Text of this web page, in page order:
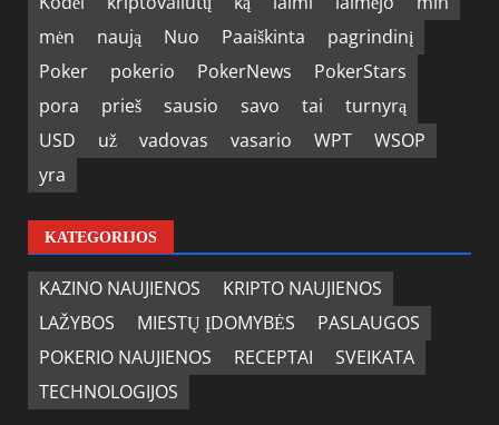
mėn
naują Nuo Paaiškinta
pagrindinį
Poker
pokerio PokerNews
PokerStars
pora
prieš sausio savo tai
turnyrą
USD
už vadovas vasario WPT
WSOP
yra
KATEGORIJOS
KAZINO NAUJIENOS
KRIPTO NAUJIENOS
LAŽYBOS
MIESTŲ ĮDOMYBĖS
PASLAUGOS
POKERIO NAUJIENOS
RECEPTAI
SVEIKATA
TECHNOLOGIJOS